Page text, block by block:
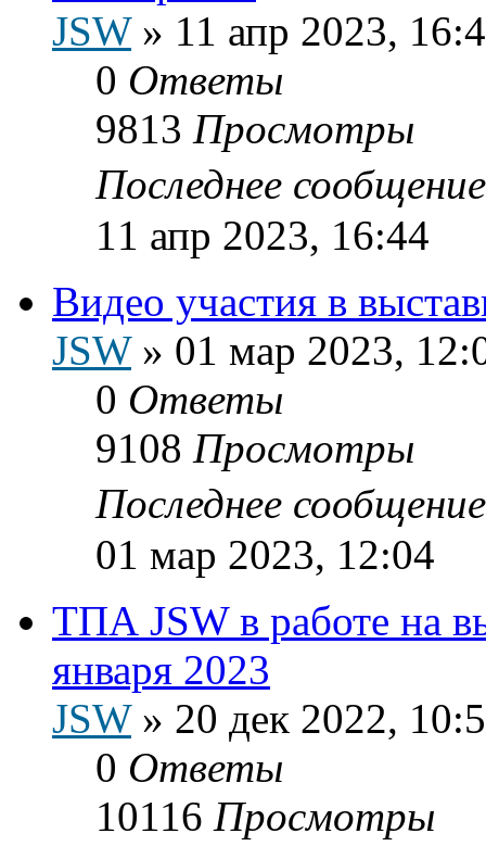
JSW» 11 апр 2023,
0 Ответы
9813 Просмотры
Последнее
11 апр 2023, 16:44
Видео участия в
JSW» 01 мар 2023,
0 Ответы
9108 Просмотры
Последнее
01 мар 2023, 12:04
ТПА JSW в работе на
января 2023
JSW» 20 дек 2022,
0 Ответы
10116 Просмотры